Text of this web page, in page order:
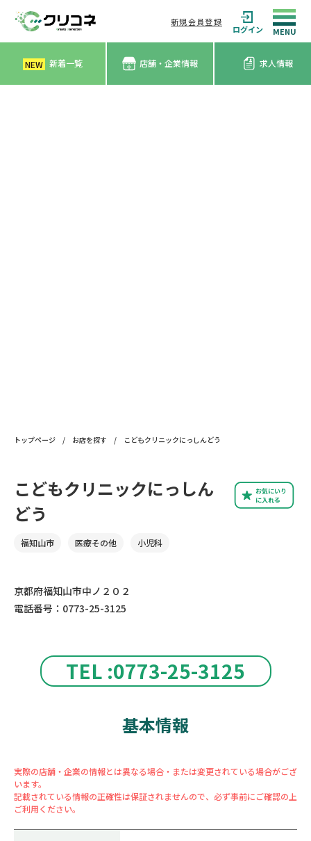
新規会員登録
ログイン
NEW 新着一覧 店舗・企業情報 求人情報
トップページ / お店を探す / こどもクリニックにっしんどう
TEL :0773-25-3125
お気にいり
に入れる
こどもクリニックにっしん
どう
福知山市 医療その他 小児科
京都府福知山市中ノ２０２
電話番号：0773-25-3125
基本情報
実際の店舗・企業の情報とは異なる場合・または変更されている場合がござ
います。
記載されている情報の正確性は保証されませんので、必ず事前にご確認の上
ご利用ください。